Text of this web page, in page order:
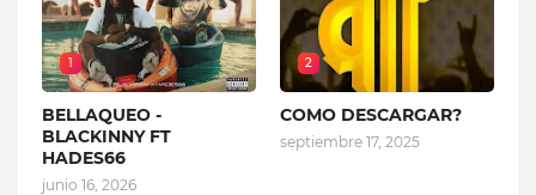
1
BELLAQUEO -
BLACKINNY FT
HADES66
junio 16, 2026
2
COMO DESCARGAR?
septiembre 17, 2025